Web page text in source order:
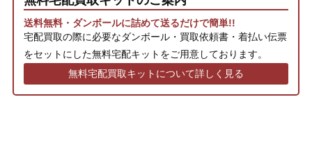
送料無料・ダンボールに詰めて送るだけで簡単!!
宅配買取の際に必要なダンボール・買取依頼書・着払い伝票
をセットにした無料宅配キットをご用意しております。
無料宅配買取キットについて詳しく見る